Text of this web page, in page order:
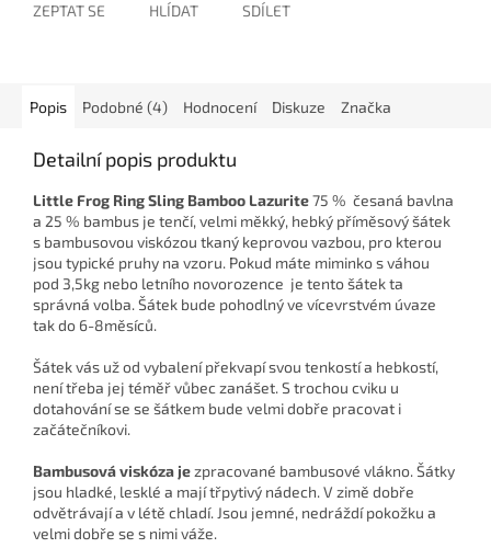
ZEPTAT SE HLÍDAT SDÍLET
Popis Podobné (4) Hodnocení Diskuze Značka
Detailní popis produktu
Little Frog Ring Sling Bamboo Lazurite75 % česaná bavlna
a 25 % bambus je tenčí, velmi měkký, hebký příměsový šátek
s bambusovou viskózou tkaný keprovou vazbou, pro kterou
jsou typické pruhy na vzoru. Pokud máte miminko s váhou
pod 3,5kg nebo letního novorozence je tento šátek ta
správná volba. Šátek bude pohodlný ve vícevrstvém úvaze
tak do 6-8měsíců.
Šátek vás už od vybalení překvapí svou tenkostí a hebkostí,
není třeba jej téměř vůbec zanášet. S trochou cviku u
dotahování se se šátkem bude velmi dobře pracovat i
začátečníkovi.
Bambusová viskóza jezpracované bambusové vlákno. Šátky
jsou hladké, lesklé a mají třpytivý nádech. V zimě dobře
odvětrávají a v létě chladí. Jsou jemné, nedráždí pokožku a
velmi dobře se s nimi váže.